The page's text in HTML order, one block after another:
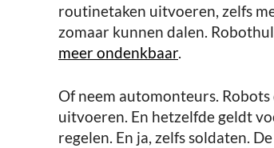
routinetaken uitvoeren, zelfs
zomaar kunnen dalen.
meer ondenkbaar.
Of neem automonteurs.
uitvoeren. En hetzelfde geldt
regelen. En ja, zelfs soldaten.